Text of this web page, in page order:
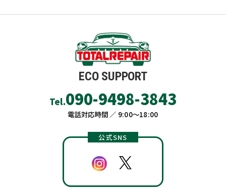
ECO SUPPORT
Tel.090-9498-3843
電話対応時間 ／ 9:00〜18:00
公式SNS